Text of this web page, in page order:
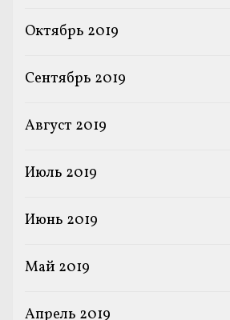
Октябрь 2019
Сентябрь 2019
Август 2019
Июль 2019
Июнь 2019
Май 2019
Апрель 2019